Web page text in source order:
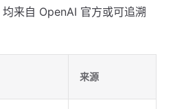
来自 OpenAI 官方或可追溯
来源